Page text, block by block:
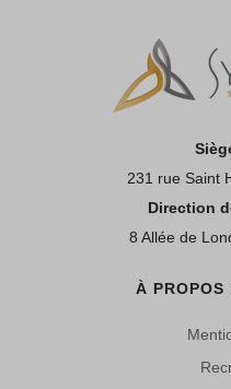
231 rue Saint
Direction
8 Allée de
À PROPOS